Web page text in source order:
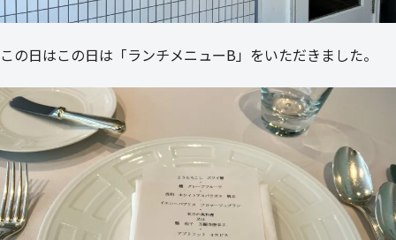
この日はこの日は「ランチメニューB」をいただきました。